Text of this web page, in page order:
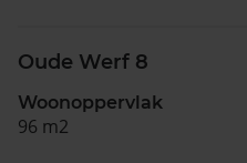
Oude Werf 8
Woonoppervlak
96 m2